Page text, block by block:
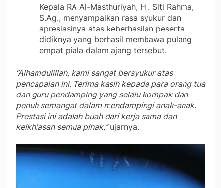
Kepala RA Al-Masthuriyah, Hj. Siti Rahma,
S.Ag., menyampaikan rasa syukur dan
apresiasinya atas keberhasilan peserta
didiknya yang berhasil membawa pulang
empat piala dalam ajang tersebut.
“Alhamdulillah, kami sangat bersyukur atas
pencapaian ini. Terima kasih kepada para orang tua
dan guru pendamping yang selalu kompak dan
penuh semangat dalam mendampingi anak-anak.
Prestasi ini adalah buah dari kerja sama dan
keikhlasan semua pihak,”ujarnya.